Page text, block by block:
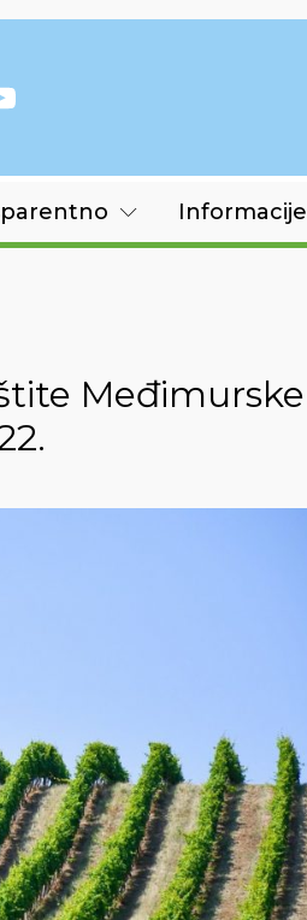
Informacije
Međimurske